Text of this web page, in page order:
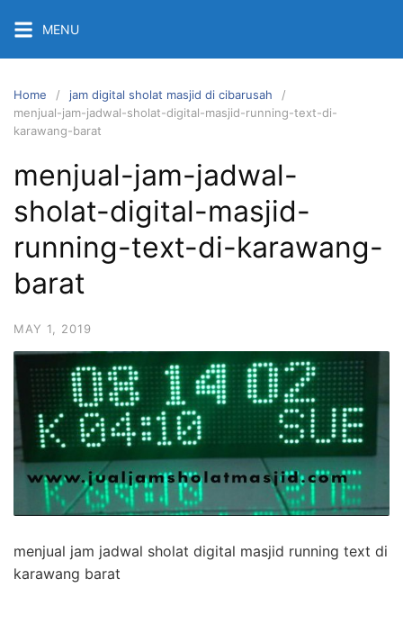
content
MENU
Home
jam digital sholat masjid di cibarusah
menjual-jam-jadwal-sholat-digital-masjid-running-text-di-
karawang-barat
menjual-jam-jadwal-
sholat-digital-masjid-
running-text-di-karawang-
barat
MAY 1, 2019
menjual jam jadwal sholat digital masjid running text di
karawang barat